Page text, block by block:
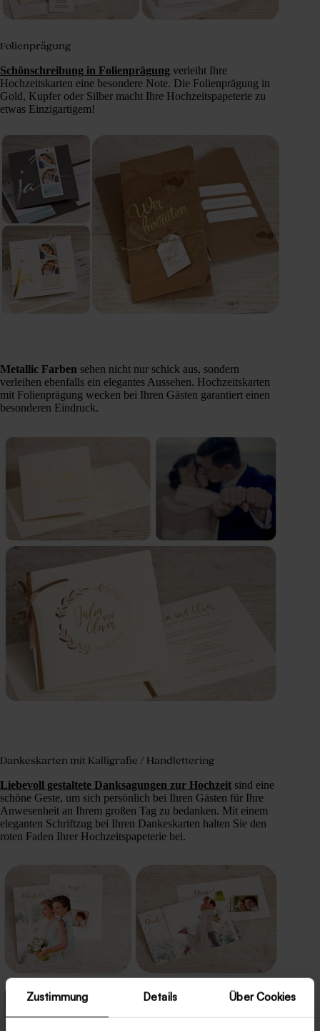
Zustimmung Details Über Cookies
Folienprägung
Schönschreibung in Folienprägung verleiht Ihre
Hochzeitskarten eine besondere Note. Die Folienprägung in
Gold, Kupfer oder Silber macht Ihre Hochzeitspapeterie zu
etwas Einzigartigem!
Metallic Farben sehen nicht nur schick aus, sondern
verleihen ebenfalls ein elegantes Aussehen. Hochzeitskarten
mit Folienprägung wecken bei Ihren Gästen garantiert einen
besonderen Eindruck.
Dankeskarten mit Kalligrafie / Handlettering
Liebevoll gestaltete Danksagungen zur Hochzeit sind eine
schöne Geste, um sich persönlich bei Ihren Gästen für Ihre
Anwesenheit an Ihrem großen Tag zu bedanken. Mit einem
eleganten Schriftzug bei Ihren Dankeskarten halten Sie den
roten Faden Ihrer Hochzeitspapeterie bei.